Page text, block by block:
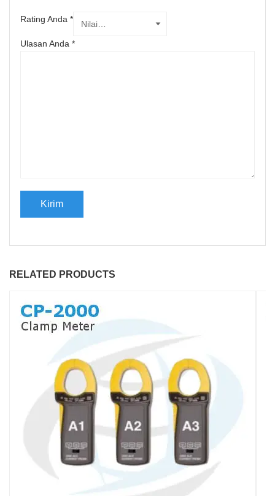
Rating Anda *
Ulasan Anda *
RELATED PRODUCTS